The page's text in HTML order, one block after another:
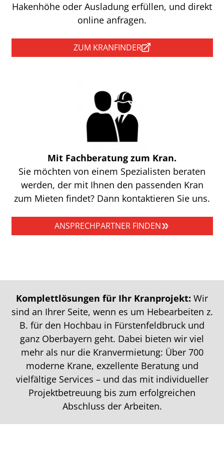
Hakenhöhe oder Ausladung erfüllen, und direkt
online anfragen.
ZUM KRANFINDER
Mit Fachberatung zum Kran.
Sie möchten von einem Spezialisten beraten
werden, der mit Ihnen den passenden Kran
zum Mieten findet? Dann kontaktieren Sie uns.
ANSPRECHPARTNER FINDEN
Komplettlösungen für Ihr Kranprojekt: Wir
sind an Ihrer Seite, wenn es um Hebearbeiten z.
B. für den Hochbau in Fürstenfeldbruck und
ganz Oberbayern geht. Dabei bieten wir viel
mehr als nur die Kranvermietung: Über 700
moderne Krane, exzellente Beratung und
vielfältige Services – und das mit individueller
Projektbetreuung bis zum erfolgreichen
Abschluss der Arbeiten.